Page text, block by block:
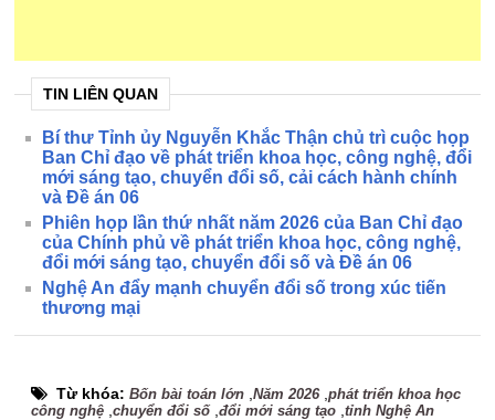
TIN LIÊN QUAN
Bí thư Tỉnh ủy Nguyễn Khắc Thận chủ trì cuộc họp
Ban Chỉ đạo về phát triển khoa học, công nghệ, đổi
mới sáng tạo, chuyển đổi số, cải cách hành chính
và Đề án 06
Phiên họp lần thứ nhất năm 2026 của Ban Chỉ đạo
của Chính phủ về phát triển khoa học, công nghệ,
đổi mới sáng tạo, chuyển đổi số và Đề án 06
Nghệ An đẩy mạnh chuyển đổi số trong xúc tiến
thương mại
Từ khóa:Bốn bài toán lớn ,Năm 2026,phát triển khoa học
công nghệ ,chuyển đổi số,đổi mới sáng tạo ,tỉnh Nghệ An